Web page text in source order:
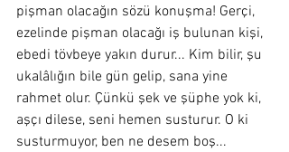
pişman olacağın sözü konuşma! Gerçi,
ezelinde pişman olacağı iş bulunan kişi,
ebedi tövbeye yakın durur... Kim bilir, şu
ukalâlığın bile gün gelip, sana yine
rahmet olur. Çünkü şek ve şüphe yok ki,
aşçı dilese, seni hemen susturur. O ki
susturmuyor, ben ne desem boş...